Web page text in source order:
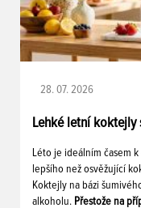
28. 07. 2026
Lehké letní koktejly
Léto je ideálním časem
lepšího než osvěžující
Koktejly na bázi
alkoholu. Přestože na